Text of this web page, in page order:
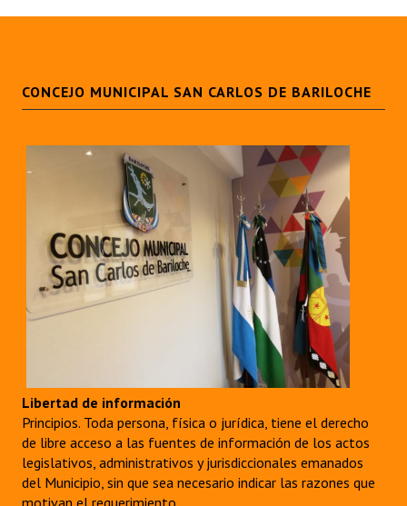
CONCEJO MUNICIPAL SAN CARLOS DE BARILOCHE
Libertad de información
Principios. Toda persona, física o jurídica, tiene el derecho
de libre acceso a las fuentes de información de los actos
legislativos, administrativos y jurisdiccionales emanados
del Municipio, sin que sea necesario indicar las razones que
motivan el requerimiento.